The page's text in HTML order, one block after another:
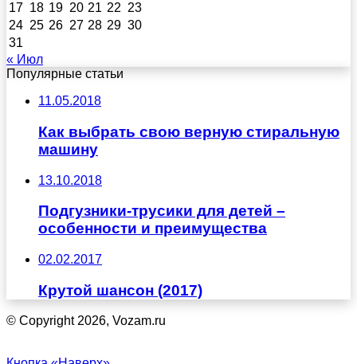
17 18 19 20 21 22 23
24 25 26 27 28 29 30
31
« Июл
Популярные статьи
11.05.2018
Как выбрать свою верную стиральную
машину
13.10.2018
Подгузники-трусики для детей –
особенности и преимущества
02.02.2017
Крутой шансон (2017)
© Copyright 2026, Vozam.ru